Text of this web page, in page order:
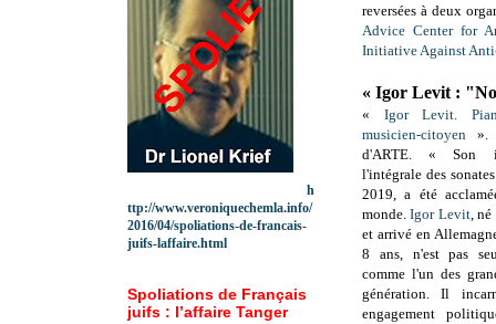
reversées à deux
Advice Center for
Initiative Against
« Igor Levit :
« Igor Levit.
musicien-citoyen ».
d'ARTE. « Son
l'intégrale des
2019, a été
monde.Igor Levit, né
et arrivé en
8 ans, n'est pas
comme l'un des
génération. Il
engagement
h
ttp://www.veroniquechemla.info/
2016/04/spoliations-de-francais-
juifs-laffaire.html
Spoliations de Français
juifs : l’affaire Tanger